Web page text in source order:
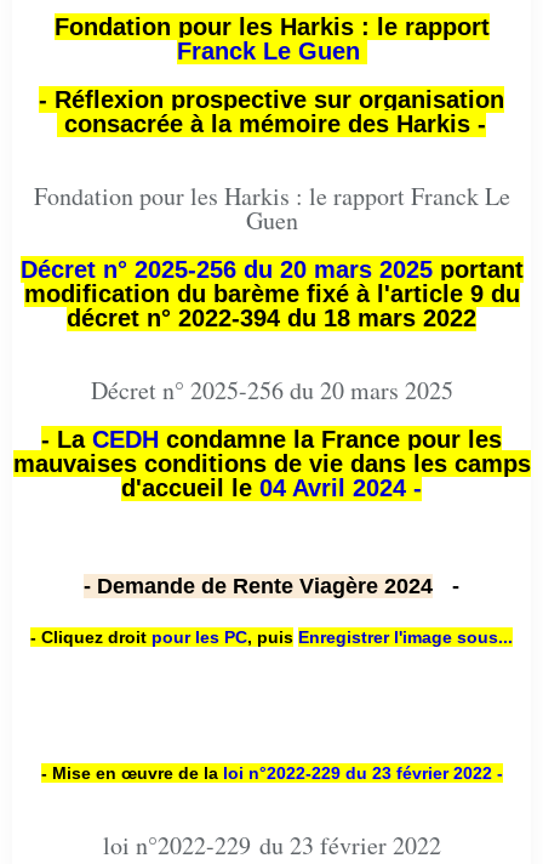
Fondation pour les Harkis : le rapport
Franck Le Guen
- Réflexion prospective sur organisation
consacrée à la mémoire des Harkis -
Fondation pour les Harkis : le rapport Franck Le
Guen
Décret n° 2025-256 du 20 mars 2025portant
modification du barème fixé à l'article 9 du
décret n° 2022-394 du 18 mars 2022
Décret n° 2025-256 du 20 mars 2025
- La CEDH condamne la France pour les
mauvaises conditions de vie dans les camps
d'accueil le 04 Avril 2024 -
- Demande de Rente Viagère 2024 -
- Cliquez droit pour les PC, puis Enregistrer l'image sous...
- Mise en œuvre de la loi n°2022-229 du 23 février 2022 -
loi n°2022-229 du 23 février 2022